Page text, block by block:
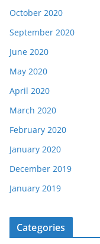
October 2020
September 2020
June 2020
May 2020
April 2020
March 2020
February 2020
January 2020
December 2019
January 2019
Categories